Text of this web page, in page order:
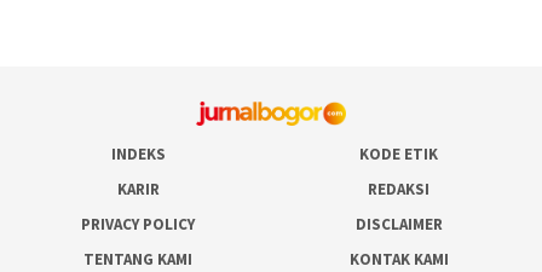
INDEKS
KODE ETIK
KARIR
REDAKSI
PRIVACY POLICY
DISCLAIMER
TENTANG KAMI
KONTAK KAMI